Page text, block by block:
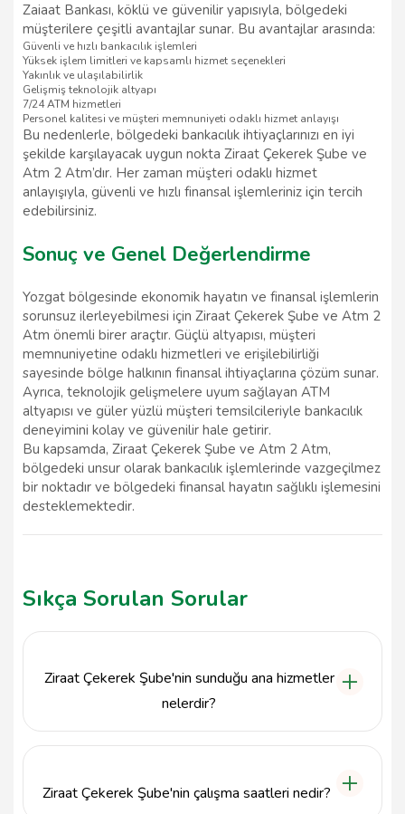
Zaiaat Bankası, köklü ve güvenilir yapısıyla, bölgedeki
müşterilere çeşitli avantajlar sunar. Bu avantajlar arasında:
Güvenli ve hızlı bankacılık işlemleri
Yüksek işlem limitleri ve kapsamlı hizmet seçenekleri
Yakınlık ve ulaşılabilirlik
Gelişmiş teknolojik altyapı
7/24 ATM hizmetleri
Personel kalitesi ve müşteri memnuniyeti odaklı hizmet anlayışı
Bu nedenlerle, bölgedeki bankacılık ihtiyaçlarınızı en iyi
şekilde karşılayacak uygun nokta Ziraat Çekerek Şube ve
Atm 2 Atm’dır. Her zaman müşteri odaklı hizmet
anlayışıyla, güvenli ve hızlı finansal işlemleriniz için tercih
edebilirsiniz.
Sonuç ve Genel Değerlendirme
Yozgat bölgesinde ekonomik hayatın ve finansal işlemlerin
sorunsuz ilerleyebilmesi için Ziraat Çekerek Şube ve Atm 2
Atm önemli birer araçtır. Güçlü altyapısı, müşteri
memnuniyetine odaklı hizmetleri ve erişilebilirliği
sayesinde bölge halkının finansal ihtiyaçlarına çözüm sunar.
Ayrıca, teknolojik gelişmelere uyum sağlayan ATM
altyapısı ve güler yüzlü müşteri temsilcileriyle bankacılık
deneyimini kolay ve güvenilir hale getirir.
Bu kapsamda, Ziraat Çekerek Şube ve Atm 2 Atm,
bölgedeki unsur olarak bankacılık işlemlerinde vazgeçilmez
bir noktadır ve bölgedeki finansal hayatın sağlıklı işlemesini
desteklemektedir.
Sıkça Sorulan Sorular
Ziraat Çekerek Şube'nin sunduğu ana hizmetler
nelerdir?
sunmaktadır.
Ziraat Çekerek Şube'nin çalışma saatleri nedir?